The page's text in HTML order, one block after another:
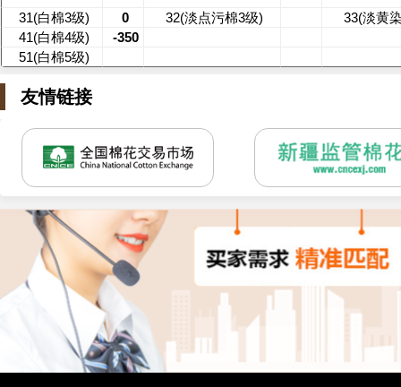
31(白棉3级)
0 32(淡点污棉3级)
33(淡黄
41(白棉4级)
-350
51(白棉5级)
友情链接